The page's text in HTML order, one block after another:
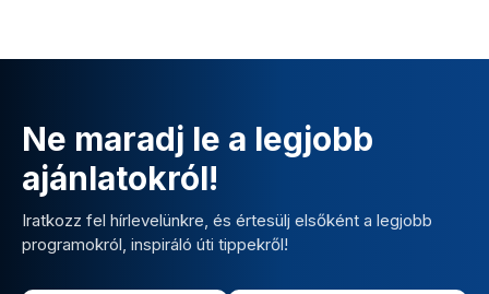
Ne maradj le a legjobb
ajánlatokról!
Iratkozz fel hírlevelünkre, és értesülj elsőként a legjobb
programokról, inspiráló úti tippekről!